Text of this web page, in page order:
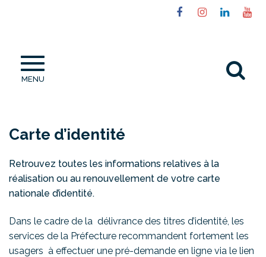
Lien
Facebook
Lien
Instagram
Lien
MENU
Carte d’identité
Retrouvez toutes les informations relatives à la
réalisation ou au renouvellement de votre carte
nationale d’identité.
Dans le cadre de la délivrance des titres d’identité, les
services de la Préfecture recommandent fortement les
usagers à effectuer une pré-demande en ligne via le lien